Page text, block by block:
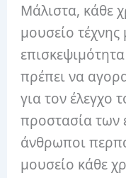
Μάλιστα, κάθε
μουσείο
πρέπει να
για τον έλεγχο
προστασία των
άνθρωποι
μουσείο κάθε